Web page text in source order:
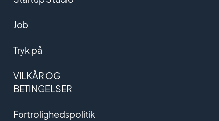
Job
Tryk på
VILKÅR OG
BETINGELSER
Fortrolighedspolitik